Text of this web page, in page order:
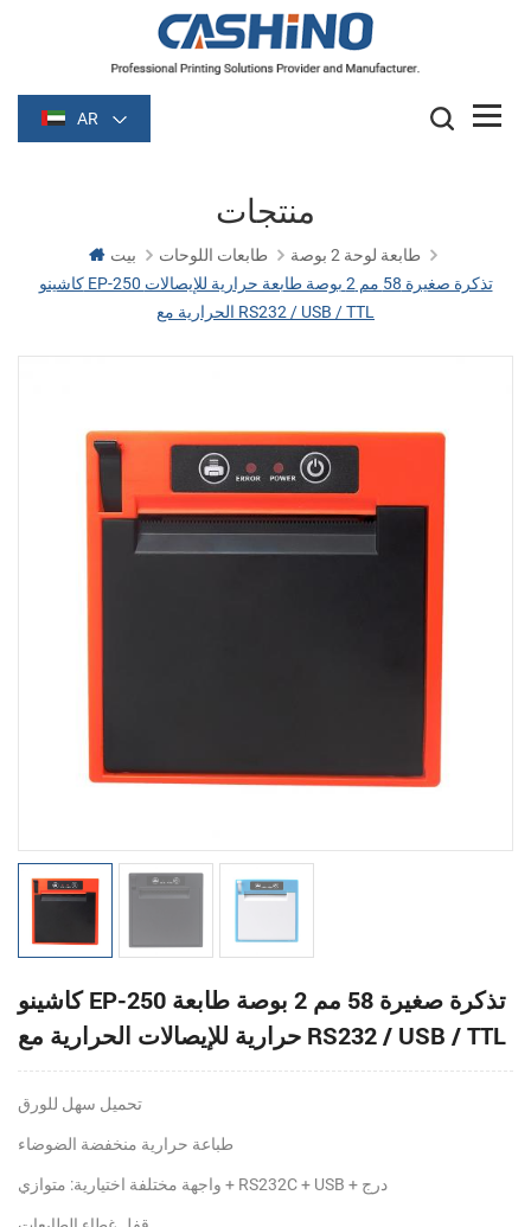
AR
منتجات
بيت طابعات اللوحات
طابعة لوحة 2 بوصة
كاشينو EP-250 تذكرة صغيرة 58 مم 2 بوصة طابعة حرارية للإيصالات
الحرارية مع RS232 / USB / TTL
كاشينو EP-250 تذكرة صغيرة 58 مم 2 بوصة طابعة
حرارية للإيصالات الحرارية مع RS232 / USB / TTL
تحميل سهل للورق
طباعة حرارية منخفضة الضوضاء
واجهة مختلفة اختيارية: متوازي + RS232C + USB + درج